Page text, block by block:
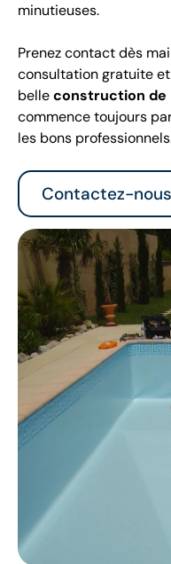
minutieuses.
Prenez contact dès
consultation gratuite et
belleconstruction de
commence toujours
les bons
Contactez-nous